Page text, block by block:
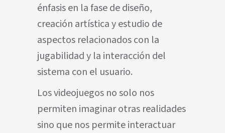
énfasis en la fase de diseño,
creación artística y estudio de
aspectos relacionados con la
jugabilidad y la interacción del
sistema con el usuario.
Los videojuegos no solo nos
permiten imaginar otras realidades
sino que nos permite interactuar